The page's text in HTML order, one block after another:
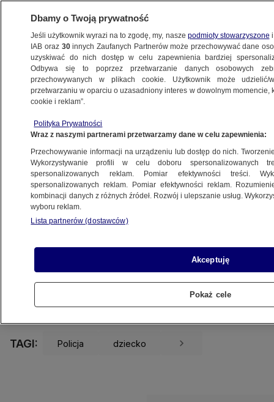
Dwa zarzuty dla matki, która
zaatakowała dziecko tłuczkiem
Udostępnij
TAGI: Policja dziecko
Dbamy o Twoją prywatność
Jeśli użytkownik wyrazi na to zgodę, my, nasze podmioty stowarzyszone
IAB oraz 30innych Zaufanych Partnerów może przechowywać dane
uzyskiwać do nich dostęp w celu zapewnienia bardziej
Odbywa się to poprzez przetwarzanie danych osobowych
przechowywanych w plikach cookie. Użytkownik może
przetwarzaniu w oparciu o uzasadniony interes w dowolnym momencie,
cookie i reklam”.
Polityka Prywatności
Wraz z naszymi partnerami przetwarzamy dane w celu zapewnienia:
Przechowywanie informacji na urządzeniu lub dostęp do nich.
Wykorzystywanie profili w celu doboru spersonalizowanych
spersonalizowanych reklam. Pomiar efektywności treści.
spersonalizowanych reklam. Pomiar efektywności reklam.
kombinacji danych z różnych źródeł. Rozwój i ulepszanie usług.
wyboru reklam.
Lista partnerów (dostawców)
Akceptuję
Pokaż cele